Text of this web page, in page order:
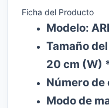
Ficha del Producto
Modelo:
Tamaño
20 cm (W)
Número de
Modo de